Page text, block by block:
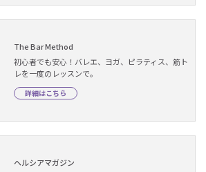
The Bar Method
初心者でも安心！バレエ、ヨガ、ピラティス、筋ト
レを一度のレッスンで。
詳細はこちら
ヘルシアマガジン